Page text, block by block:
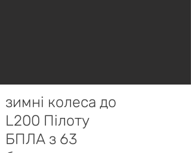
зимні колеса до
L200 Пілоту
БПЛА з 63